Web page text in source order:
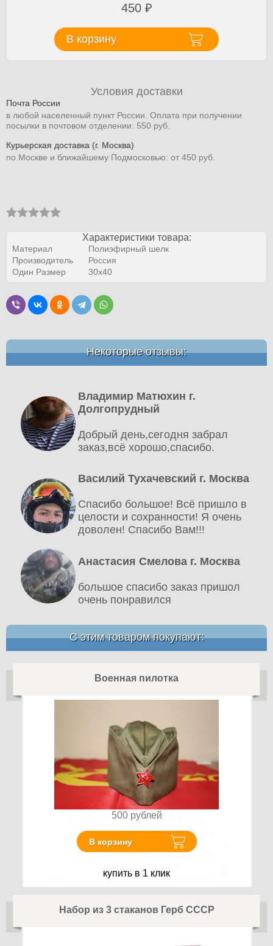
450 ₽
В корзину
Условия доставки
Почта России
в любой населенный пункт России. Оплата при получении
посылки в почтовом отделении: 550 руб.
Курьерская доставка (г. Москва)
по Москве и ближайшему Подмосковью: от 450 руб.
Характеристики товара:
Материал
Полиэфирный шелк
Производитель
Россия
Один Размер
30х40
Некоторые отзывы:
Владимир Матюхин г.
Долгопрудный
Добрый день,сегодня забрал
заказ,всё хорошо,спасибо.
Василий Тухачевский г. Москва
Спасибо большое! Всё пришло в
целости и сохранности! Я очень
доволен! Спасибо Вам!!!
Анастасия Смелова г. Москва
большое спасибо заказ пришол
очень понравился
С этим товаром покупают:
Военная пилотка
500 рублей
В корзину
купить в 1 клик
Набор из 3 стаканов Герб СССР